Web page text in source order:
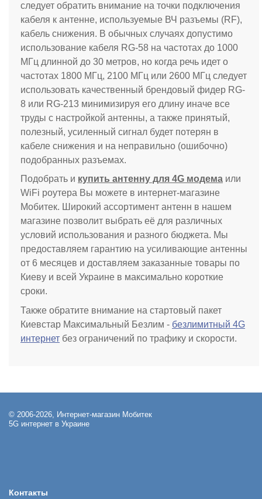
следует обратить внимание на точки подключения
кабеля к антенне, используемые ВЧ разъемы (RF),
кабель снижения. В обычных случаях допустимо
использование кабеля RG-58 на частотах до 1000
МГц длинной до 30 метров, но когда речь идет о
частотах 1800 МГц, 2100 МГц или 2600 МГц следует
использовать качественный брендовый фидер RG-
8 или RG-213 минимизируя его длину иначе все
труды с настройкой антенны, а также принятый,
полезный, усиленный сигнал будет потерян в
кабеле снижения и на неправильно (ошибочно)
подобранных разъемах.
Подобрать и купить антенну для 4G модема или
WiFi роутера Вы можете в интернет-магазине
Мобитек. Широкий ассортимент антенн в нашем
магазине позволит выбрать её для различных
условий использования и разного бюджета. Мы
предоставляем гарантию на усиливающие антенны
от 6 месяцев и доставляем заказанные товары по
Киеву и всей Украине в максимально короткие
сроки.
Также обратите внимание на стартовый пакет
Киевстар Максимальный Безлим - безлимитный 4G
интернет без ограничений по трафику и скорости.
© 2006-2026, Интернет-магазин Мобитек
5G интернет в Украине
Контакты